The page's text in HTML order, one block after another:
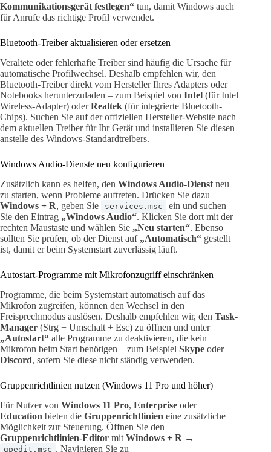
Kommunikationsgerät festlegen“ tun, damit Windows auch
für Anrufe das richtige Profil verwendet.
Bluetooth-Treiber aktualisieren oder ersetzen
Veraltete oder fehlerhafte Treiber sind häufig die Ursache für
automatische Profilwechsel. Deshalb empfehlen wir, den
Bluetooth-Treiber direkt vom Hersteller Ihres Adapters oder
Notebooks herunterzuladen – zum Beispiel von Intel (für Intel
Wireless-Adapter) oderRealtek (für integrierte Bluetooth-
Chips). Suchen Sie auf der offiziellen Hersteller-Website nach
dem aktuellen Treiber für Ihr Gerät und installieren Sie diesen
anstelle des Windows-Standardtreibers.
Windows Audio-Dienste neu konfigurieren
Zusätzlich kann es helfen, den Windows Audio-Dienst neu
zu starten, wenn Probleme auftreten. Drücken Sie dazu
Windows + R, geben Sie services.msc
ein und suchen
Sie den Eintrag „Windows Audio“. Klicken Sie dort mit der
rechten Maustaste und wählen Sie „Neu starten“. Ebenso
sollten Sie prüfen, ob der Dienst auf „Automatisch“ gestellt
ist, damit er beim Systemstart zuverlässig läuft.
Autostart-Programme mit Mikrofonzugriff einschränken
Programme, die beim Systemstart automatisch auf das
Mikrofon zugreifen, können den Wechsel in den
Freisprechmodus auslösen. Deshalb empfehlen wir, den Task-
Manager (Strg + Umschalt + Esc) zu öffnen und unter
„Autostart“ alle Programme zu deaktivieren, die kein
Mikrofon beim Start benötigen – zum Beispiel Skype oder
Discord, sofern Sie diese nicht ständig verwenden.
Gruppenrichtlinien nutzen (Windows 11 Pro und höher)
Für Nutzer von Windows 11 Pro, Enterprise oder
Education bieten die Gruppenrichtlinien eine zusätzliche
Möglichkeit zur Steuerung. Öffnen Sie den
Gruppenrichtlinien-Editor mit Windows + R →
gpedit.msc . Navigieren Sie zu